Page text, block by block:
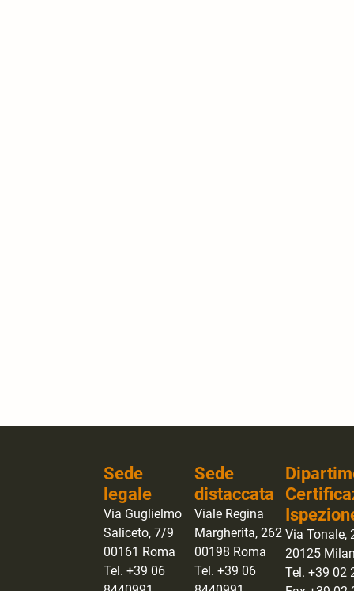
Sede
legale
Via Guglielmo
Saliceto, 7/9
00161 Roma
Tel. +39 06
Sede
distaccata
Viale Regina
Margherita, 262
00198 Roma
Tel. +39 06
Via Tonale,
20125
Tel. +39 02